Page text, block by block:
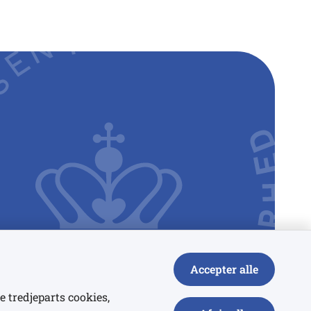
tredjeparts cookies,
Accepter alle